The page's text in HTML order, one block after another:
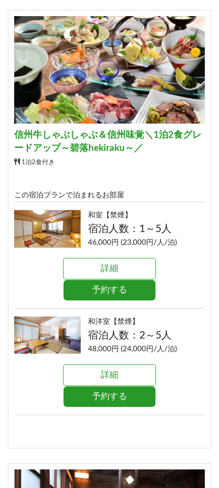
信州牛しゃぶしゃぶ＆信州味覚＼1泊2食グレ
ードアップ～碧落hekiraku～／
1泊2食付き
この宿泊プランで泊まれるお部屋
和室【禁煙】
宿泊人数：1～5人
46,000円 (23,000円/人/泊)
詳細
予約する
和洋室【禁煙】
宿泊人数：2～5人
48,000円 (24,000円/人/泊)
詳細
予約する